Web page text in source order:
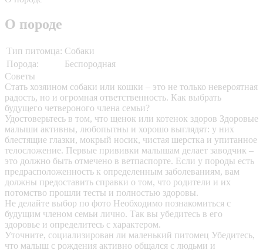
О породе
Тип питомца: Собаки
Порода:
Беспородная
Советы
Стать хозяином собаки или кошки – это не только невероятная
радость, но и огромная ответственность. Как выбрать
будущего четвероного члена семьи?
Удостоверьтесь в том, что щенок или котенок здоров Здоровые
малыши активны, любопытны и хорошо выглядят: у них
блестящие глазки, мокрый носик, чистая шерстка и упитанное
телосложение. Первые прививки малышам делает заводчик –
это должно быть отмечено в ветпаспорте. Если у породы есть
предрасположенность к определенным заболеваниям, вам
должны предоставить справки о том, что родители и их
потомство прошли тесты и полностью здоровы.
Не делайте выбор по фото Необходимо познакомиться с
будущим членом семьи лично. Так вы убедитесь в его
здоровье и определитесь с характером.
Уточните, социализирован ли маленький питомец Убедитесь,
что малыш с рождения активно общался с людьми и